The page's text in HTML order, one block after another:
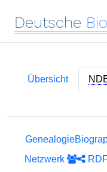
Deutsche
Übersicht
Genealogie
Netzwerk